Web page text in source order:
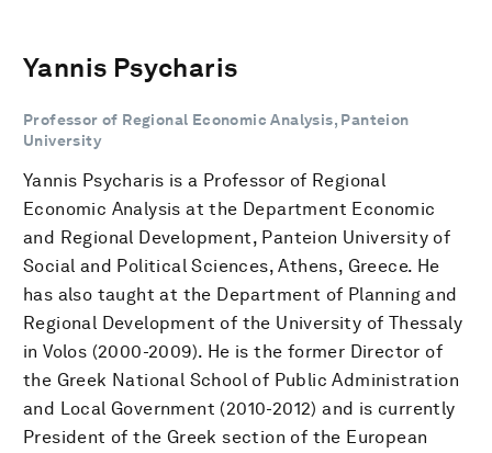
Yannis Psycharis
Professor of Regional Economic Analysis, Panteion
University
Yannis Psycharis is a Professor of Regional
Economic Analysis at the Department Economic
and Regional Development, Panteion University of
Social and Political Sciences, Athens, Greece. He
has also taught at the Department of Planning and
Regional Development of the University of Thessaly
in Volos (2000-2009). He is the former Director of
the Greek National School of Public Administration
and Local Government (2010-2012) and is currently
President of the Greek section of the European